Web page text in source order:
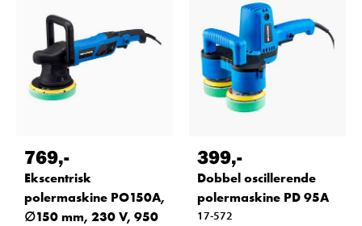
769,-
Ekscentrisk
polermaskine PO150A,
∅150 mm, 230 V, 950
399,-
Dobbel oscillerende
polermaskine PD 95A
17-572